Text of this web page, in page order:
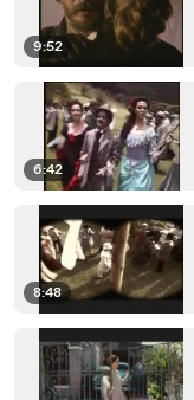
9:52
6:42
8:48